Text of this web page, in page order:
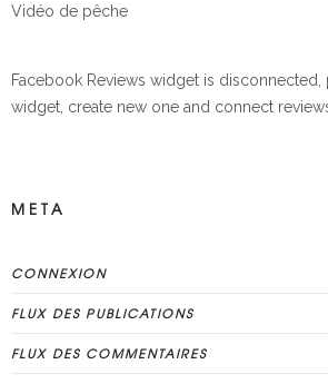
Vidéo de pêche
Facebook Reviews widget is disconnected,
widget, create new one and connect
META
CONNEXION
FLUX DES PUBLICATIONS
FLUX DES COMMENTAIRES